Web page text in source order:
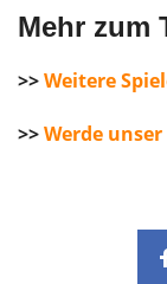
Mehr zum
>>Weitere
>>Werde